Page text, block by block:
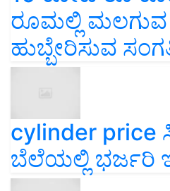
ರೂಮಲ್ಲಿ
ಹುಬ್ಬೇರಿಸುವ
cylinder
ಬೆಲೆಯಲ್ಲಿ ಭರ್ಜರಿ